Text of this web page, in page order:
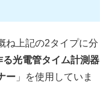
ね上記の2タイプに分
る光電管タイム計測器
ー 」を使用していま